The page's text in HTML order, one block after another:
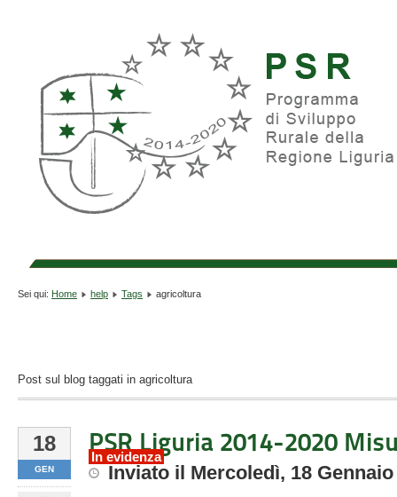
Sei qui: Home help Tags agricoltura
Post sul blog taggati in agricoltura
18
GEN
PSR Liguria 2014-2020
In evidenza
Inviato il Mercoledì, 18 Gennaio